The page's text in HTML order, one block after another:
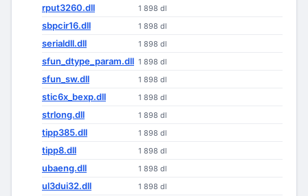
rput3260.dll 1 898 dl
sbpcir16.dll 1 898 dl
serialdll.dll 1 898 dl
sfun_dtype_param.dll 1 898 dl
sfun_sw.dll 1 898 dl
stic6x_bexp.dll 1 898 dl
strlong.dll 1 898 dl
tipp385.dll 1 898 dl
tipp8.dll 1 898 dl
ubaeng.dll 1 898 dl
ul3dui32.dll 1 898 dl